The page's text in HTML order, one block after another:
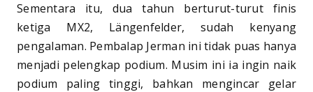
Sementara itu, dua tahun berturut-turut finis
ketiga MX2, Längenfelder, sudah kenyang
pengalaman. Pembalap Jerman ini tidak puas hanya
menjadi pelengkap podium. Musim ini ia ingin naik
podium paling tinggi, bahkan mengincar gelar